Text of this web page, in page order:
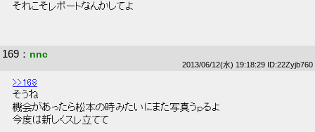
それこそレポートなんかしてよ
169 ： nnc
2013/06/12(水) 19:18:29 ID:22Zyjb760
>>168
そうね
機会があったら松本の時みたいにまた写真うｐるよ
今度は新しくスレ立てて